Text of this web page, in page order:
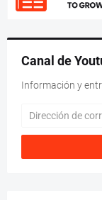
Canal de
Información y